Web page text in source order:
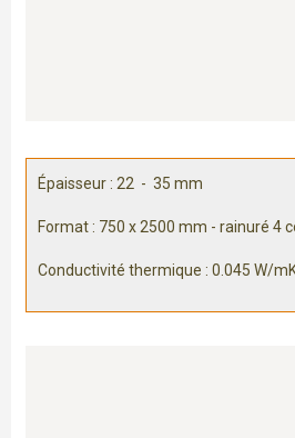
Épaisseur : 22 - 35 mm
Format : 750 x 2500 mm - rainuré 4
Conductivité thermique : 0.045 W/